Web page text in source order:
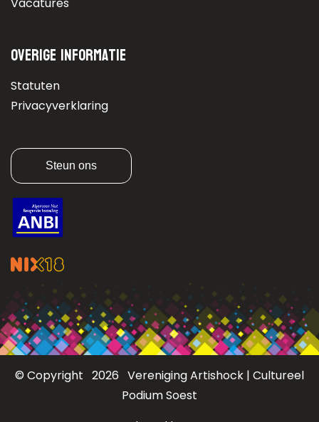
Overige informatie
Statuten
Privacyverklaring
Steun ons
© Copyright 2026 Vereniging Artishock | Cultureel
Podium Soest